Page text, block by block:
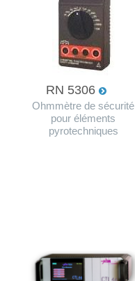
RN 5306
Ohmmètre de sécurité
pour éléments
pyrotechniques